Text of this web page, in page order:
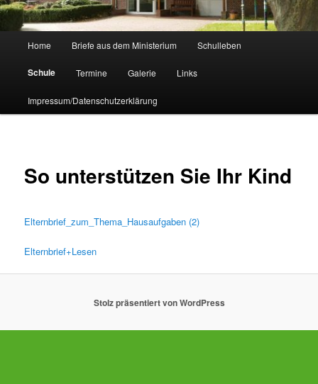
Home Briefe aus dem Ministerium Schulleben
Schule Termine Galerie Links
Impressum/Datenschutzerklärung
So unterstützen Sie Ihr Kind
Elternbrief_zum_Thema_Hausaufgaben (2)
Elternbrief+Lesen
Stolz präsentiert von WordPress